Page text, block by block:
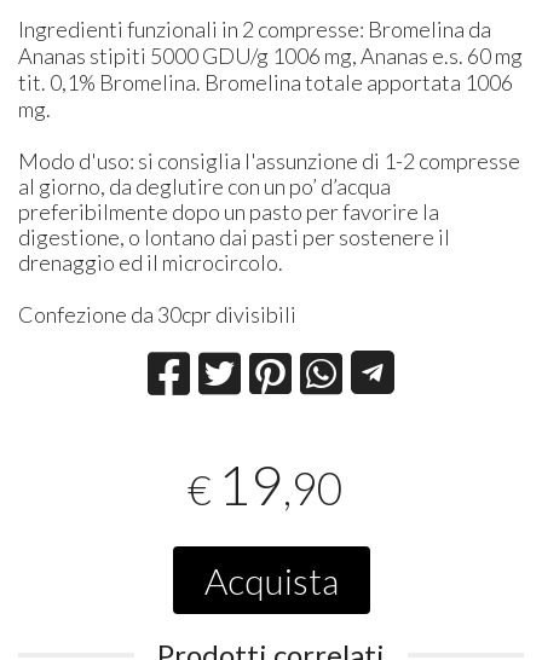
Ingredienti funzionali in 2 compresse: Bromelina da
Ananas stipiti 5000 GDU/g 1006 mg, Ananas e.s. 60 mg
tit. 0,1% Bromelina. Bromelina totale apportata 1006
mg.
Modo d'uso: si consiglia l'assunzione di 1-2 compresse
al giorno, da deglutire con un po’ d’acqua
preferibilmente dopo un pasto per favorire la
digestione, o lontano dai pasti per sostenere il
drenaggio ed il microcircolo.
Confezione da 30cpr divisibili
€ 19,90
Acquista